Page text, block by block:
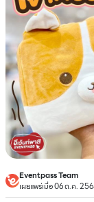
Eventpass Team
เผยแพร่เมื่อ 06 ต.ค.